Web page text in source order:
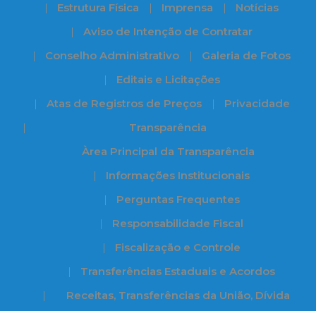
Estrutura Física
Imprensa
Notícias
Aviso de Intenção de Contratar
Conselho Administrativo
Galeria de Fotos
Editais e Licitações
Atas de Registros de Preços
Privacidade
Transparência
Àrea Principal da Transparência
Informações Institucionais
Perguntas Frequentes
Responsabilidade Fiscal
Fiscalização e Controle
Transferências Estaduais e Acordos
Receitas, Transferências da União, Dívida